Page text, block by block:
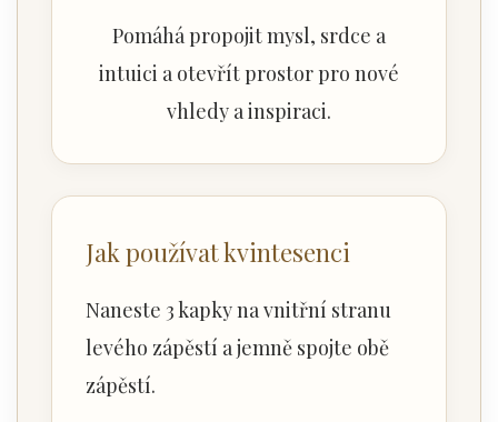
Pomáhá propojit mysl, srdce a
intuici a otevřít prostor pro nové
vhledy a inspiraci.
Jak používat kvintesenci
Naneste 3 kapky na vnitřní stranu
levého zápěstí a jemně spojte obě
zápěstí.